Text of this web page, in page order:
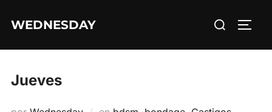
WEDNESDAY Buscar:
Jueves